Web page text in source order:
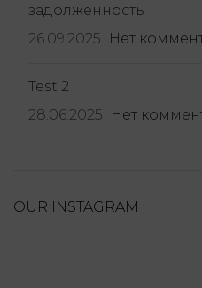
задолженность
26.09.2025
Нет
Test 2
28.06.2025
Нет
OUR INSTAGRAM